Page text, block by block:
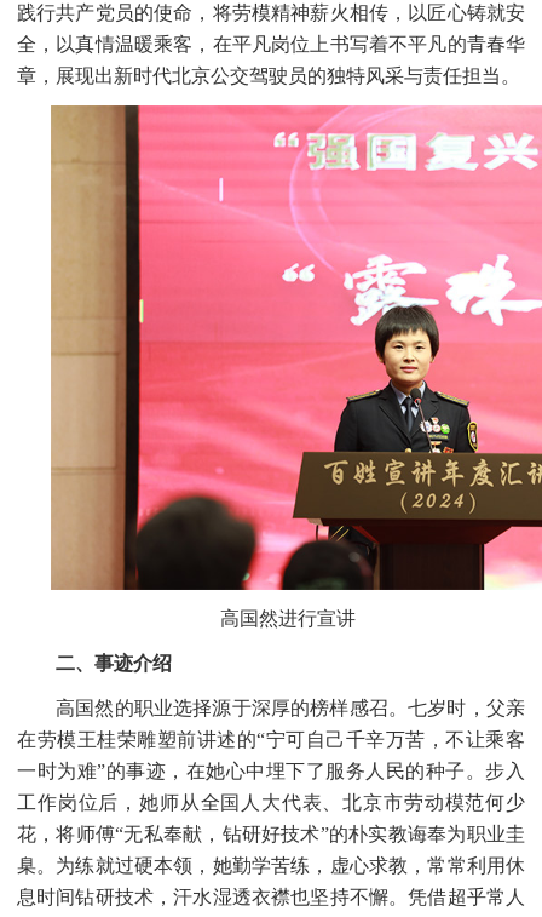
践行共产党员的使命，将劳模精神薪火相传，以匠心铸就安
全，以真情温暖乘客，在平凡岗位上书写着不平凡的青春华
章，展现出新时代北京公交驾驶员的独特风采与责任担当。
高国然进行宣讲
二、事迹介绍
高国然的职业选择源于深厚的榜样感召。七岁时，父亲
在劳模王桂荣雕塑前讲述的“宁可自己千辛万苦，不让乘客
一时为难”的事迹，在她心中埋下了服务人民的种子。步入
工作岗位后，她师从全国人大代表、北京市劳动模范何少
花，将师傅“无私奉献，钻研好技术”的朴实教诲奉为职业圭
臬。为练就过硬本领，她勤学苦练，虚心求教，常常利用休
息时间钻研技术，汗水湿透衣襟也坚持不懈。凭借超乎常人